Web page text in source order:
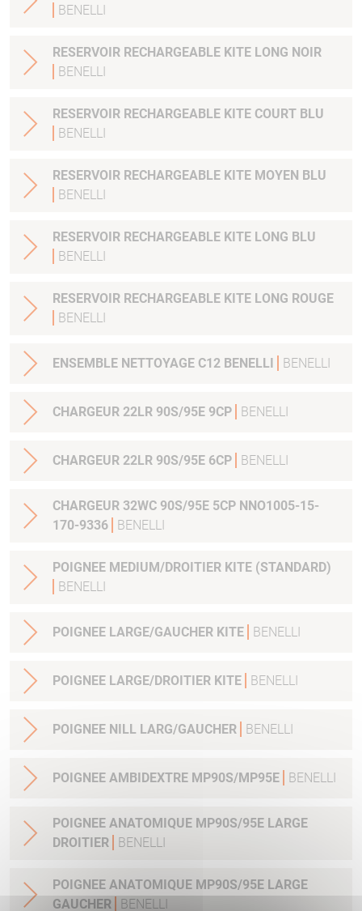
BENELLI
RESERVOIR RECHARGEABLE KITE LONG NOIR
BENELLI
RESERVOIR RECHARGEABLE KITE COURT BLU
BENELLI
RESERVOIR RECHARGEABLE KITE MOYEN BLU
BENELLI
RESERVOIR RECHARGEABLE KITE LONG BLU
BENELLI
RESERVOIR RECHARGEABLE KITE LONG ROUGE
BENELLI
ENSEMBLE NETTOYAGE C12 BENELLI BENELLI
CHARGEUR 22LR 90S/95E 9CP BENELLI
CHARGEUR 22LR 90S/95E 6CP BENELLI
CHARGEUR 32WC 90S/95E 5CP NNO1005-15-
170-9336
BENELLI
POIGNEE MEDIUM/DROITIER KITE (STANDARD)
BENELLI
POIGNEE LARGE/GAUCHER KITE BENELLI
POIGNEE LARGE/DROITIER KITE BENELLI
POIGNEE NILL LARG/GAUCHER BENELLI
POIGNEE AMBIDEXTRE MP90S/MP95E BENELLI
POIGNEE ANATOMIQUE MP90S/95E LARGE
DROITIER
BENELLI
POIGNEE ANATOMIQUE MP90S/95E LARGE
GAUCHER
BENELLI